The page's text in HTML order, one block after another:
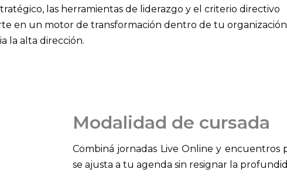
las herramientas de liderazgo y el criterio directivo
en un motor de transformación dentro de tu
la alta dirección.
Modalidad de cursada
Combiná jornadas Live Online y
se ajusta a tu agenda sin resignar la